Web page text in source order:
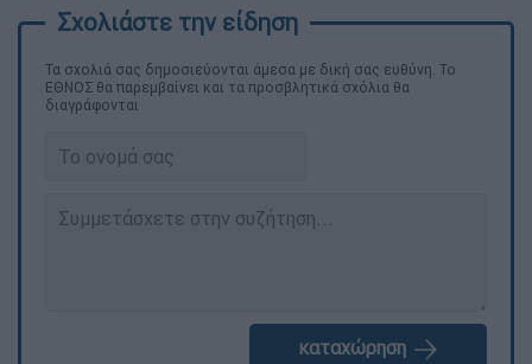
Τα σχολιά σας δημοσιεύονται άμεσα με δική σας ευθύνη. Το
ΕΘΝΟΣ θα παρεμβαίνει και τα προσβλητικά σχόλια θα
διαγράφονται
καταχώρηση